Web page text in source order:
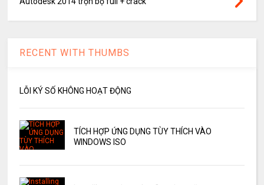
RECENT WITH THUMBS
LỖI KÝ SỐ KHÔNG HOẠT ĐỘNG
TÍCH HỢP ỨNG DỤNG TÙY THÍCH VÀO
WINDOWS ISO